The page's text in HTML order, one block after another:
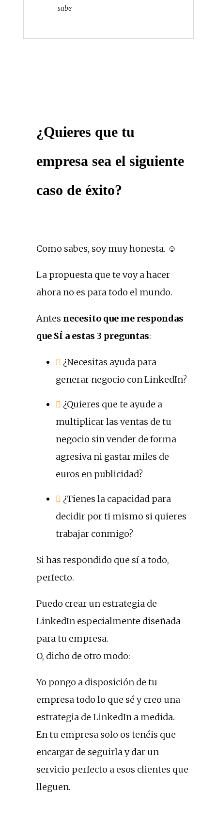
sabe
¿Quieres que tu
empresa sea el siguiente
caso de éxito?
Como sabes, soy muy honesta. ☺
La propuesta que te voy a hacer
ahora no es para todo el mundo.
Antes necesito que me respondas
que SÍ a estas 3 preguntas:
¿Necesitas ayuda para
generar negocio con LinkedIn?
¿Quieres que te ayude a
multiplicar las ventas de tu
negocio sin vender de forma
agresiva ni gastar miles de
euros en publicidad?
¿Tienes la capacidad para
decidir por ti mismo si quieres
trabajar conmigo?
Si has respondido que sí a todo,
perfecto.
Puedo crear un estrategia de
LinkedIn especialmente diseñada
para tu empresa.
O, dicho de otro modo:
Yo pongo a disposición de tu
empresa todo lo que sé y creo una
estrategia de LinkedIn a medida.
En tu empresa solo os tenéis que
encargar de seguirla y dar un
servicio perfecto a esos clientes que
lleguen.